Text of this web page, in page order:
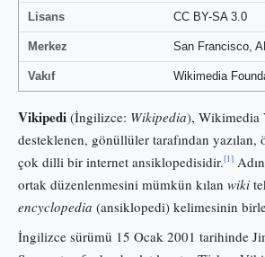
Lisans CC BY-SA 3.0
Merkez San Francisco,
Vakıf Wikimedia
Vikipedi (İngilizce: Wikipedia), Wikimedia
desteklenen, gönüllüler tarafından yazılan,
çok dilli bir internet ansiklopedisidir.[1]
ortak düzenlenmesini mümkün kılan wiki
encyclopedia (ansiklopedi) kelimesinin
İngilizce sürümü 15 Ocak 2001 tarihinde